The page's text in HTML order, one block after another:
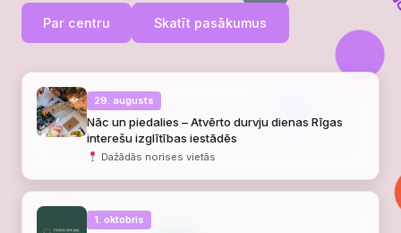
Par centru Skatīt pasākumus
29. augusts
Nāc un piedalies – Atvērto durvju dienas Rīgas
interešu izglītības iestādēs
Dažādās norises vietās
1. oktobris